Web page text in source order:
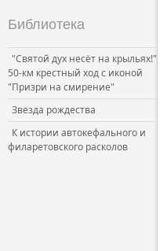
Библиотека
"Святой дух несёт на крыльях!"
50-км крестный ход с иконой
"Призри на смирение"
Звезда рождества
К истории автокефального и
филаретовского расколов